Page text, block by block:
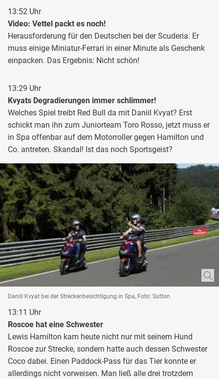
13:52 Uhr
Video: Vettel packt es noch!
Herausforderung für den Deutschen bei der Scuderia: Er
muss einige Miniatur-Ferrari in einer Minute als Geschenk
einpacken. Das Ergebnis: Nicht schön!
13:29 Uhr
Kvyats Degradierungen immer schlimmer!
Welches Spiel treibt Red Bull da mit Daniil Kvyat? Erst
schickt man ihn zum Juniorteam Toro Rosso, jetzt muss er
in Spa offenbar auf dem Motorroller gegen Hamilton und
Co. antreten. Skandal! Ist das noch Sportsgeist?
Daniil Kvyat bei der Streckenbesichtigung in Spa, Foto: Sutton
13:11 Uhr
Roscoe hat eine Schwester
Lewis Hamilton kam heute nicht nur mit seinem Hund
Roscoe zur Strecke, sondern hatte auch dessen Schwester
Coco dabei. Einen Paddock-Pass für das Tier konnte er
allerdings nicht vorweisen. Man ließ alle drei trotzdem